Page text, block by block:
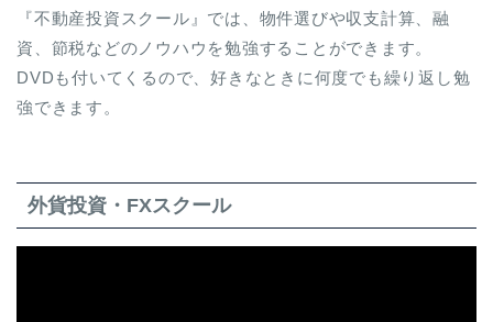
『不動産投資スクール』では、物件選びや収支計算、融
資、節税などのノウハウを勉強することができます。
DVDも付いてくるので、好きなときに何度でも繰り返し勉
強できます。
外貨投資・FXスクール